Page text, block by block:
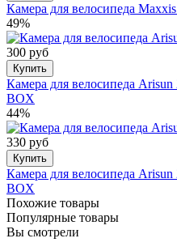
Камера для велосипеда
49%
300 руб
Купить
Камера для велосипеда
BOX
44%
330 руб
Купить
Камера для велосипеда
BOX
Похожие товары
Популярные товары
Вы смотрели